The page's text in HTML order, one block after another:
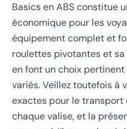
Basics en ABS constitue
économique pour les
équipement complet et
roulettes pivotantes et
en font un choix
variés. Veillez toutefois à
exactes pour le transport
chaque valise, et la